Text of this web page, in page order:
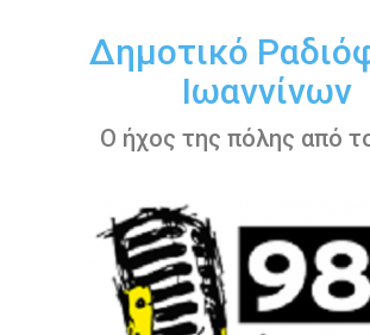
περιεχόμενοΔημοτικό
Ιωαννίνων
Ο ήχος της πόλης από